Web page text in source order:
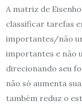
A matriz de
classificar tarefas
importantes/não
importantes e não
direcionando seu
não só aumenta
também reduz o